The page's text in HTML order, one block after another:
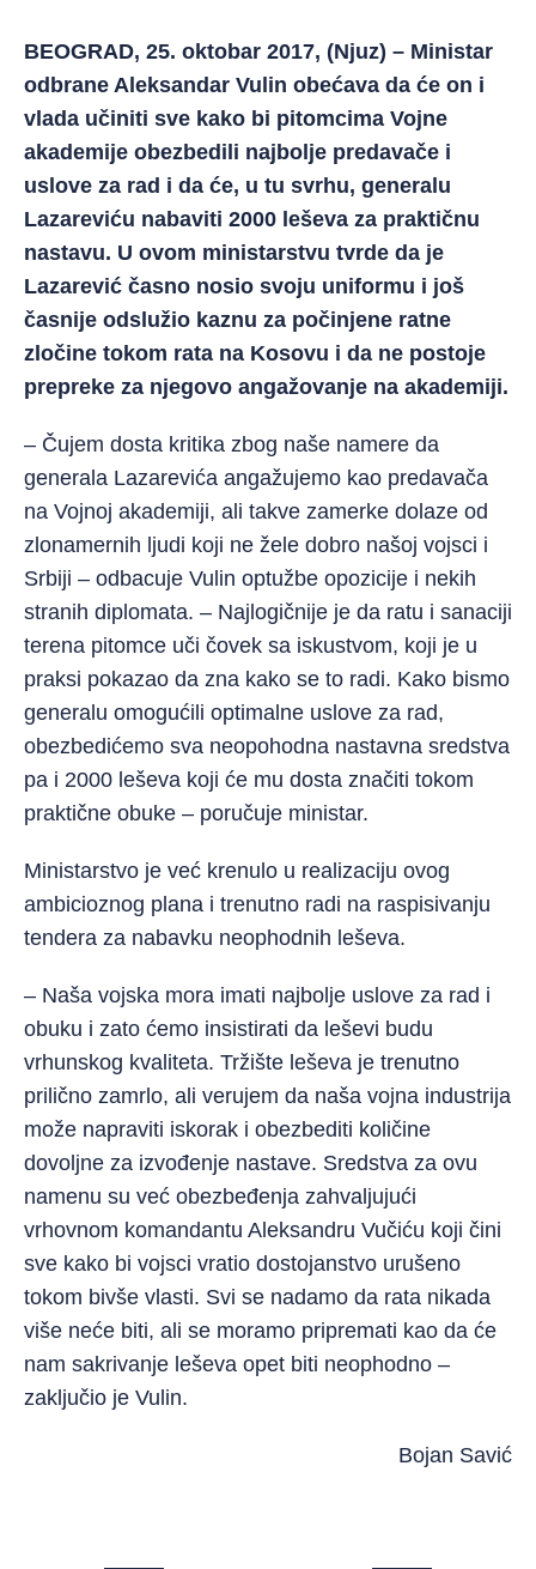
BEOGRAD, 25. oktobar 2017, (Njuz) – Ministar
odbrane Aleksandar Vulin obećava da će on i
vlada učiniti sve kako bi pitomcima Vojne
akademije obezbedili najbolje predavače i
uslove za rad i da će, u tu svrhu, generalu
Lazareviću nabaviti 2000 leševa za praktičnu
nastavu. U ovom ministarstvu tvrde da je
Lazarević časno nosio svoju uniformu i još
časnije odslužio kaznu za počinjene ratne
zločine tokom rata na Kosovu i da ne postoje
prepreke za njegovo angažovanje na akademiji.
– Čujem dosta kritika zbog naše namere da
generala Lazarevića angažujemo kao predavača
na Vojnoj akademiji, ali takve zamerke dolaze od
zlonamernih ljudi koji ne žele dobro našoj vojsci i
Srbiji – odbacuje Vulin optužbe opozicije i nekih
stranih diplomata. – Najlogičnije je da ratu i sanaciji
terena pitomce uči čovek sa iskustvom, koji je u
praksi pokazao da zna kako se to radi. Kako bismo
generalu omogućili optimalne uslove za rad,
obezbedićemo sva neopohodna nastavna sredstva
pa i 2000 leševa koji će mu dosta značiti tokom
praktične obuke – poručuje ministar.
Ministarstvo je već krenulo u realizaciju ovog
ambicioznog plana i trenutno radi na raspisivanju
tendera za nabavku neophodnih leševa.
– Naša vojska mora imati najbolje uslove za rad i
obuku i zato ćemo insistirati da leševi budu
vrhunskog kvaliteta. Tržište leševa je trenutno
prilično zamrlo, ali verujem da naša vojna industrija
može napraviti iskorak i obezbediti količine
dovoljne za izvođenje nastave. Sredstva za ovu
namenu su već obezbeđenja zahvaljujući
vrhovnom komandantu Aleksandru Vučiću koji čini
sve kako bi vojsci vratio dostojanstvo urušeno
tokom bivše vlasti. Svi se nadamo da rata nikada
više neće biti, ali se moramo pripremati kao da će
nam sakrivanje leševa opet biti neophodno –
zaključio je Vulin.
Bojan Savić